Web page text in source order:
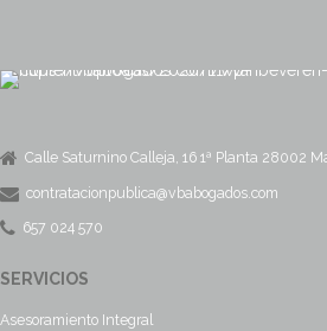
Calle Saturnino Calleja, 16 1ª Planta 28002
contratacionpublica@vbabogados.com
657 024 570
SERVICIOS
Asesoramiento Integral